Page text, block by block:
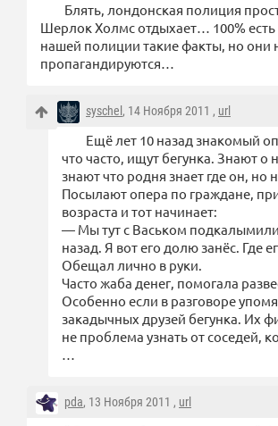
Блять, лондонская полиция
Шерлок Холмс отдыхает… 100% есть
нашей полиции такие факты, но они
пропагандируются…
syschel , 14 Ноября 2011 , url
Ещё лет 10 назад знакомый
что часто, ищут бегунка. Знают о
знают что родня знает где он, но
Посылают опера по граждане,
возраста и тот начинает:
— Мы тут с Васьком
назад. Я вот его долю занёс. Где
Обещал лично в руки.
Часто жаба денег, помогала
Особенно если в разговоре
закадычных друзей бегунка. Их
не проблема узнать от соседей,
…
pda, 13 Ноября 2011 , url